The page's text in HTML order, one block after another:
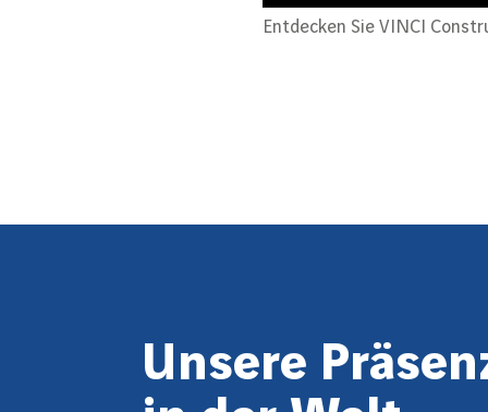
Entdecken Sie VINCI
Unsere